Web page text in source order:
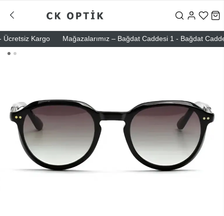
Kargo Mağazalarımız – Bağdat Caddesi 1 - Bağdat